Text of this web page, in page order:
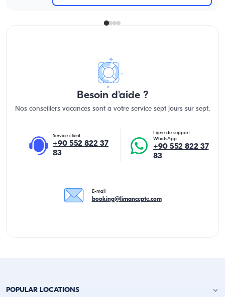
Besoin d'aide ?
Nos conseillers vacances sont a votre service sept jours sur sept.
Service client
+90 552 822 37
83
Ligne de support
WhatsApp
+90 552 822 37
83
E-mail
booking@limancepte.com
POPULAR LOCATIONS